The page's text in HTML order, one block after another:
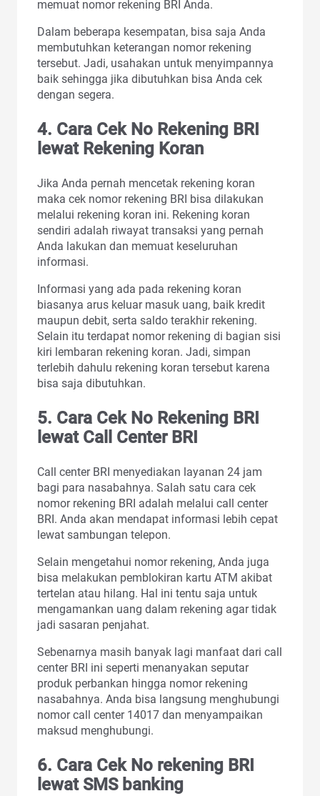
memuat nomor rekening BRI Anda.
Dalam beberapa kesempatan, bisa saja Anda
membutuhkan keterangan nomor rekening
tersebut. Jadi, usahakan untuk menyimpannya
baik sehingga jika dibutuhkan bisa Anda cek
dengan segera.
4. Cara Cek No Rekening BRI
lewat Rekening Koran
Jika Anda pernah mencetak rekening koran
maka cek nomor rekening BRI bisa dilakukan
melalui rekening koran ini. Rekening koran
sendiri adalah riwayat transaksi yang pernah
Anda lakukan dan memuat keseluruhan
informasi.
Informasi yang ada pada rekening koran
biasanya arus keluar masuk uang, baik kredit
maupun debit, serta saldo terakhir rekening.
Selain itu terdapat nomor rekening di bagian sisi
kiri lembaran rekening koran. Jadi, simpan
terlebih dahulu rekening koran tersebut karena
bisa saja dibutuhkan.
5. Cara Cek No Rekening BRI
lewat Call Center BRI
Call center BRI menyediakan layanan 24 jam
bagi para nasabahnya. Salah satu cara cek
nomor rekening BRI adalah melalui call center
BRI. Anda akan mendapat informasi lebih cepat
lewat sambungan telepon.
Selain mengetahui nomor rekening, Anda juga
bisa melakukan pemblokiran kartu ATM akibat
tertelan atau hilang. Hal ini tentu saja untuk
mengamankan uang dalam rekening agar tidak
jadi sasaran penjahat.
Sebenarnya masih banyak lagi manfaat dari call
center BRI ini seperti menanyakan seputar
produk perbankan hingga nomor rekening
nasabahnya. Anda bisa langsung menghubungi
nomor call center 14017 dan menyampaikan
maksud menghubungi.
6. Cara Cek No rekening BRI
lewat SMS banking